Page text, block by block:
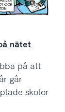
nätet
på att
går
skolor